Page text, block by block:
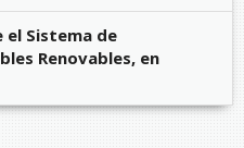
Sistema de
Renovables, en